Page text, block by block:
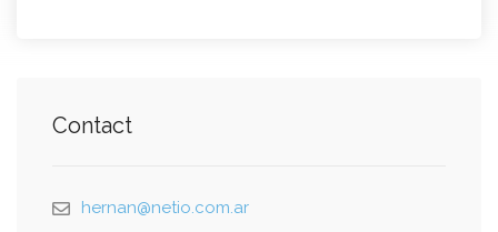
Contact
hernan@netio.com.ar